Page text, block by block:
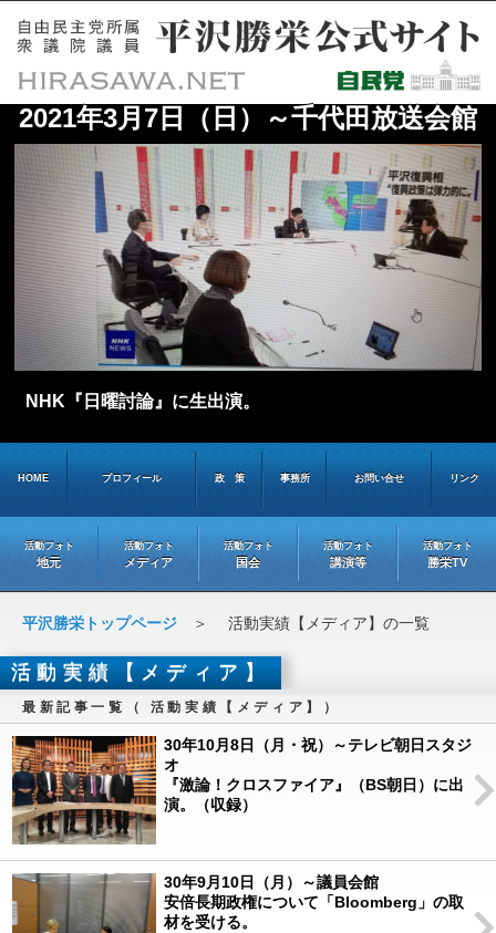
2021年3月7日（日）～千代田放送会館
NHK『日曜討論』に生出演。
HOME プロフィール 政 策 事務所 お問い合せ リンク
活動フォト
地元
活動フォト
メディア
活動フォト
国会
活動フォト
講演等
活動フォト
勝栄TV
平沢勝栄トップページ ＞ 活動実績【メディア】の一覧
活動実績【メディア】
最新記事一覧（ 活動実績【メディア】）
30年10月8日（月・祝）～テレビ朝日スタジ
オ
『激論！クロスファイア』（BS朝日）に出
演。（収録）
30年9月10日（月）～議員会館
安倍長期政権について「Bloomberg」の取
材を受ける。